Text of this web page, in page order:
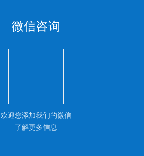
微信咨询
欢迎您添加我们的微信
了解更多信息